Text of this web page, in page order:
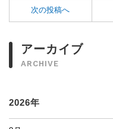
次の投稿へ
アーカイブ
ARCHIVE
2026年